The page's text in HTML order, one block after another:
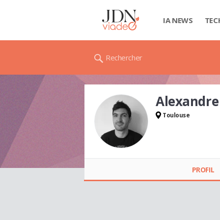
IA NEWS
Rechercher
Alexandre
Toulouse
PROFIL